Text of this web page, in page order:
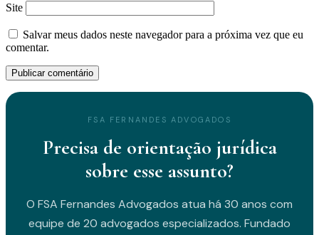
Site
Salvar meus dados neste navegador para a próxima vez que eu
comentar.
FSA FERNANDES ADVOGADOS
Precisa de orientação jurídica
sobre esse assunto?
O FSA Fernandes Advogados atua há 30 anos com
equipe de 20 advogados especializados. Fundado